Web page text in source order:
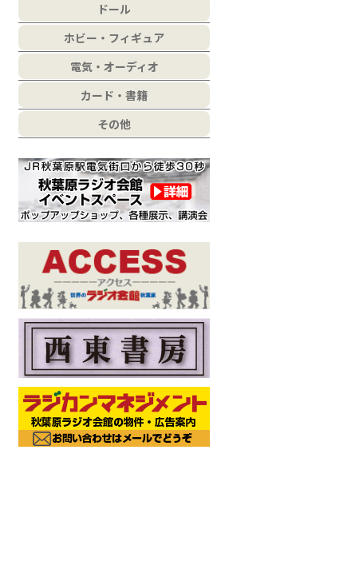
ドール
ホビー・フィギュア
電気・オーディオ
カード・書籍
その他